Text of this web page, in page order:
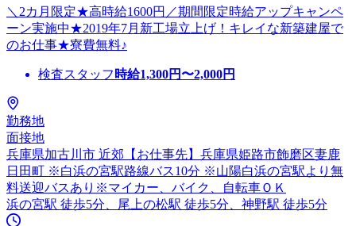
＼2カ月限定★高時給1600円／期間限定時給アップキャンペ
ーン実施中★2019年7月新工場立上げ！キレイな新築建屋で
のお仕事★寮費無料♪
検査スタッフ 時給1,300円〜2,000円
勤務地
面接地
兵庫県加古川市 近郊【お仕事先】兵庫県姫路市飾磨区妻鹿
日田町 ※白浜の宮駅路線バス10分 ※山陽白浜の宮駅より無
料送迎バスあり※マイカー、バイク、自転車ＯＫ
浜の宮駅 徒歩5分、尾上の松駅 徒歩5分、神野駅 徒歩5分